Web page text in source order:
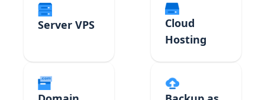
Server VPS
Cloud
Hosting